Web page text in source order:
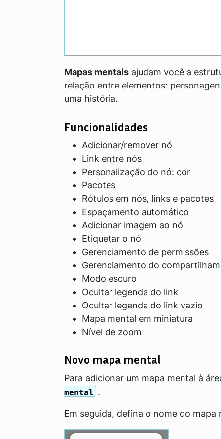
Mapas mentais ajudam você a
relação entre elementos:
uma história.
Funcionalidades
Adicionar/remover nó
Link entre nós
Personalização do nó: cor
Pacotes
Rótulos em nós, links e pacotes
Espaçamento automático
Adicionar imagem ao nó
Etiquetar o nó
Gerenciamento de permissões
Gerenciamento do
Modo escuro
Ocultar legenda do link
Ocultar legenda do link vazio
Mapa mental em miniatura
Nível de zoom
Novo mapa mental
Para adicionar um mapa mental à
mental .
Em seguida, defina o nome do mapa